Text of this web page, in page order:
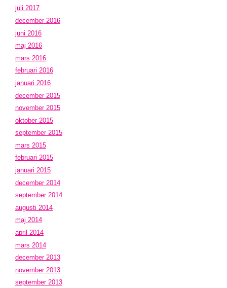
juli 2017
december 2016
juni 2016
maj 2016
mars 2016
februari 2016
januari 2016
december 2015
november 2015
oktober 2015
september 2015
mars 2015
februari 2015
januari 2015
december 2014
september 2014
augusti 2014
maj 2014
april 2014
mars 2014
december 2013
november 2013
september 2013